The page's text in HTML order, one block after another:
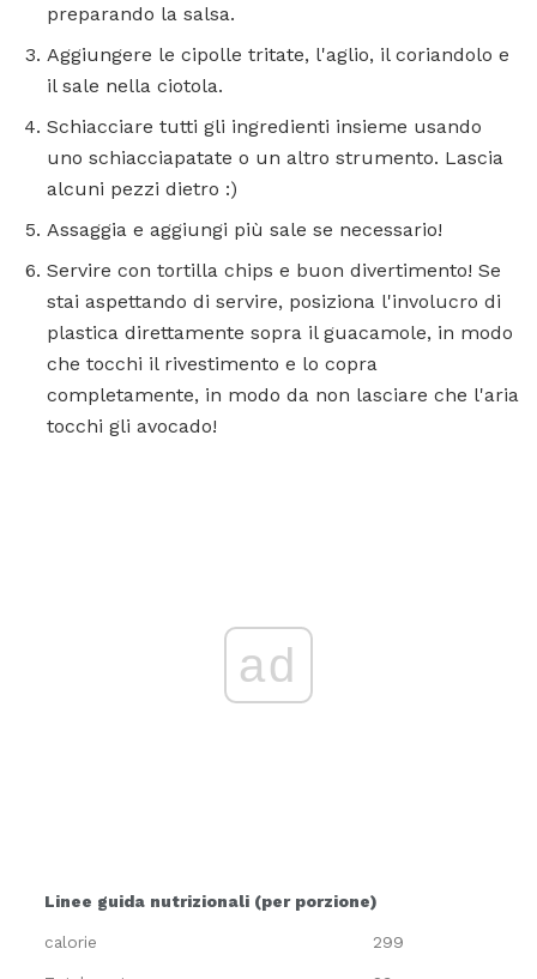
preparando la salsa.
Aggiungere le cipolle tritate, l'aglio, il coriandolo e
il sale nella ciotola.
Schiacciare tutti gli ingredienti insieme usando
uno schiacciapatate o un altro strumento. Lascia
alcuni pezzi dietro :)
Assaggia e aggiungi più sale se necessario!
Servire con tortilla chips e buon divertimento! Se
stai aspettando di servire, posiziona l'involucro di
plastica direttamente sopra il guacamole, in modo
che tocchi il rivestimento e lo copra
completamente, in modo da non lasciare che l'aria
tocchi gli avocado!
ad
Linee guida nutrizionali (per porzione)
calorie 299